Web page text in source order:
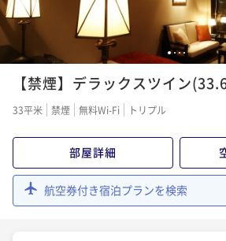
こにしかない景色を…
朝食付き 現地決済可 事前決済可
IN 15:00
ポイント即利
【最大22時間/LONG STAY】＜朝食
を存分に愉しむ♪
朝食付き 現地決済可 事前決済可
IN 14:00
【早期割90】＜朝食付＞90日前の
以上確約！天然温泉と朝食バイキン
1234
【禁煙】デラックスツイン
33平米 禁煙 無料Wi-Fi トリプル
部屋詳細
航空券付き宿泊プランを検索